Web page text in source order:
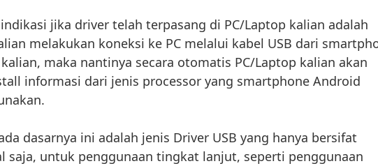
jika driver telah terpasang di PC/Laptop kalian adalah
melakukan koneksi ke PC melalui kabel USB dari
maka nantinya secara otomatis PC/Laptop kalian akan
informasi dari jenis processor yang smartphone Android
dasarnya ini adalah jenis Driver USB yang hanya bersifat
saja, untuk penggunaan tingkat lanjut, seperti penggunaan